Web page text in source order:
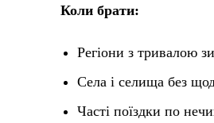
Коли брати:
Регіони з тривалою
Села і селища без
Часті поїздки по